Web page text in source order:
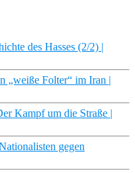
des Hasses (2/2) |
„weiße Folter“ im Iran |
Kampf um die Straße |
gegen